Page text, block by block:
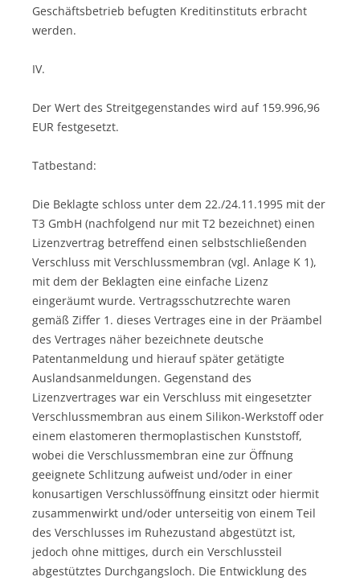
Geschäftsbetrieb befugten Kreditinstituts erbracht
werden.
IV.
Der Wert des Streitgegenstandes wird auf 159.996,96
EUR festgesetzt.
Tatbestand:
Die Beklagte schloss unter dem 22./24.11.1995 mit der
T3 GmbH (nachfolgend nur mit T2 bezeichnet) einen
Lizenzvertrag betreffend einen selbstschließenden
Verschluss mit Verschlussmembran (vgl. Anlage K 1),
mit dem der Beklagten eine einfache Lizenz
eingeräumt wurde. Vertragsschutzrechte waren
gemäß Ziffer 1. dieses Vertrages eine in der Präambel
des Vertrages näher bezeichnete deutsche
Patentanmeldung und hierauf später getätigte
Auslandsanmeldungen. Gegenstand des
Lizenzvertrages war ein Verschluss mit eingesetzter
Verschlussmembran aus einem Silikon-Werkstoff oder
einem elastomeren thermoplastischen Kunststoff,
wobei die Verschlussmembran eine zur Öffnung
geeignete Schlitzung aufweist und/oder in einer
konusartigen Verschlussöffnung einsitzt oder hiermit
zusammenwirkt und/oder unterseitig von einem Teil
des Verschlusses im Ruhezustand abgestützt ist,
jedoch ohne mittiges, durch ein Verschlussteil
abgestütztes Durchgangsloch. Die Entwicklung des